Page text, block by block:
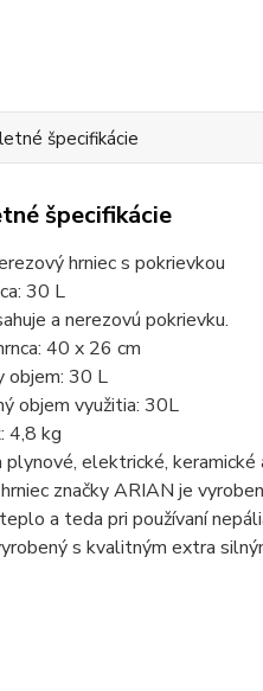
špecifikácie
špecifikácie
hrniec s pokrievkou
30 L
a nerezovú pokrievku.
40 x 26 cm
objem: 30 L
objem využitia: 30L
4,8 kg
plynové, elektrické, keramické
značky ARIAN je
a teda pri používaní
s kvalitným extra